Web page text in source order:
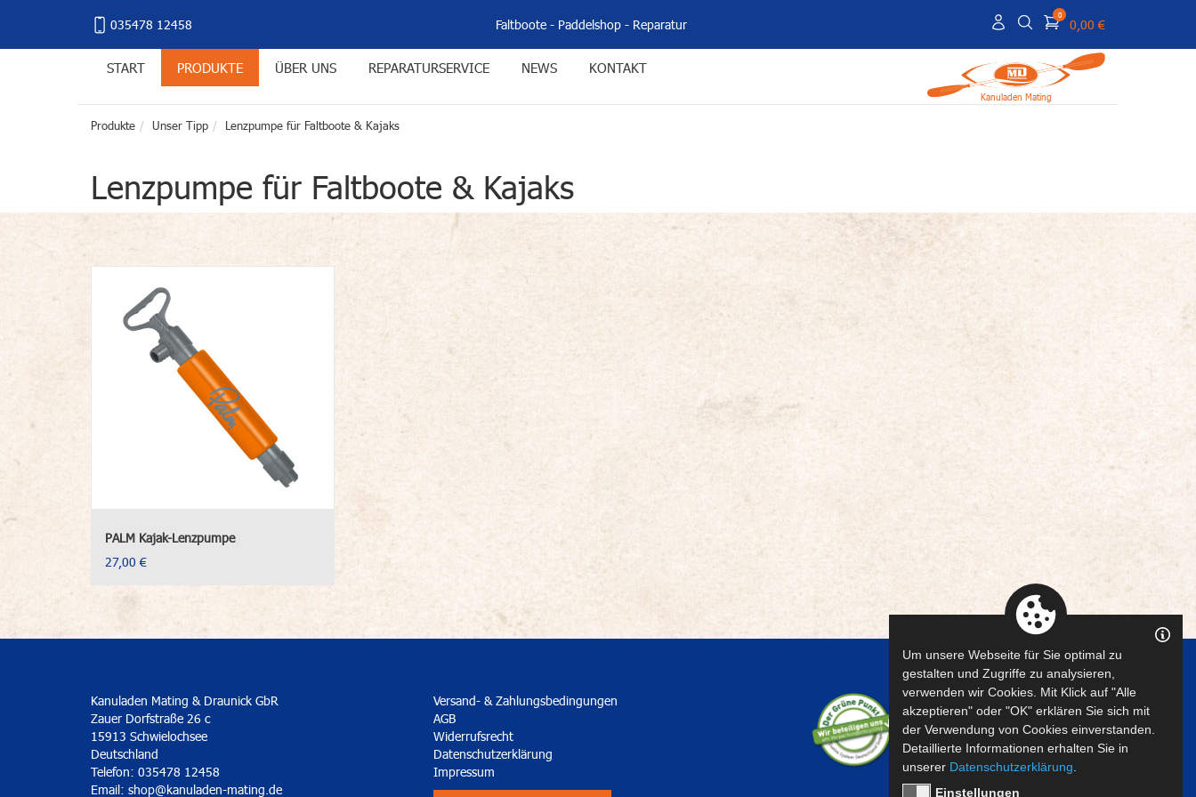
035478 12458 Faltboote- Paddelshop- Reparatur
0
0,00 €
START PRODUKTE ÜBER UNS REPARATURSERVICE NEWS KONTAKT
Kanuladen Mating
Produkte Unser Tipp Lenzpumpe für Faltboote & Kajaks
Lenzpumpe für Faltboote & Kajaks
PALM Kajak-Lenzpumpe
27,00 €
Kanuladen Mating & Draunick GbR
Zauer Dorfstraße 26 c
15913 Schwielochsee
Deutschland
Telefon: 035478 12458
Email: shop@kanuladen-mating.de
Versand- & Zahlungsbedingungen
AGB
Widerrufsrecht
Datenschutzerklärung
Impressum
Um unsere Webseite für Sie optimal zu
gestalten und Zugriffe zu analysieren,
verwenden wir Cookies. Mit Klick auf "Alle
akzeptieren" oder "OK" erklären Sie sich mit
der Verwendung von Cookies einverstanden.
Detaillierte Informationen erhalten Sie in
unserer Datenschutzerklärung
Einstellungen